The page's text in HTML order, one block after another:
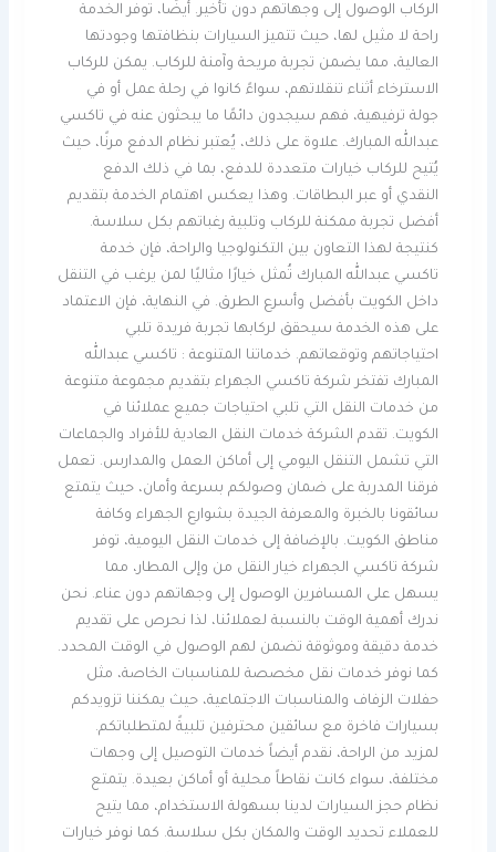
الركاب الوصول إلى وجهاتهم دون تأخير. أيضًا، توفر الخدمة
راحة لا مثيل لها، حيث تتميز السيارات بنظافتها وجودتها
العالية، مما يضمن تجربة مريحة وآمنة للركاب. يمكن للركاب
الاسترخاء أثناء تنقلاتهم، سواءً كانوا في رحلة عمل أو في
جولة ترفيهية، فهم سيجدون دائمًا ما يبحثون عنه في تاكسي
عبدالله المبارك. علاوة على ذلك، يُعتبر نظام الدفع مرنًا، حيث
يُتيح للركاب خيارات متعددة للدفع، بما في ذلك الدفع
النقدي أو عبر البطاقات. وهذا يعكس اهتمام الخدمة بتقديم
أفضل تجربة ممكنة للركاب وتلبية رغباتهم بكل سلاسة.
كنتيجة لهذا التعاون بين التكنولوجيا والراحة، فإن خدمة
تاكسي عبدالله المبارك تُمثل خيارًا مثاليًا لمن يرغب في التنقل
داخل الكويت بأفضل وأسرع الطرق. في النهاية، فإن الاعتماد
على هذه الخدمة سيحقق لركابها تجربة فريدة تلبي
احتياجاتهم وتوقعاتهم. خدماتنا المتنوعة : تاكسي عبدالله
المبارك تفتخر شركة تاكسي الجهراء بتقديم مجموعة متنوعة
من خدمات النقل التي تلبي احتياجات جميع عملائنا في
الكويت. تقدم الشركة خدمات النقل العادية للأفراد والجماعات
التي تشمل التنقل اليومي إلى أماكن العمل والمدارس. تعمل
فرقنا المدربة على ضمان وصولكم بسرعة وأمان، حيث يتمتع
سائقونا بالخبرة والمعرفة الجيدة بشوارع الجهراء وكافة
مناطق الكويت. بالإضافة إلى خدمات النقل اليومية، توفر
شركة تاكسي الجهراء خيار النقل من وإلى المطار، مما
يسهل على المسافرين الوصول إلى وجهاتهم دون عناء. نحن
ندرك أهمية الوقت بالنسبة لعملائنا، لذا نحرص على تقديم
خدمة دقيقة وموثوقة تضمن لهم الوصول في الوقت المحدد.
كما نوفر خدمات نقل مخصصة للمناسبات الخاصة، مثل
حفلات الزفاف والمناسبات الاجتماعية، حيث يمكننا تزويدكم
بسيارات فاخرة مع سائقين محترفين تلبيةً لمتطلباتكم.
لمزيد من الراحة، نقدم أيضاً خدمات التوصيل إلى وجهات
مختلفة، سواء كانت نقاطاً محلية أو أماكن بعيدة. يتمتع
نظام حجز السيارات لدينا بسهولة الاستخدام، مما يتيح
للعملاء تحديد الوقت والمكان بكل سلاسة. كما نوفر خيارات